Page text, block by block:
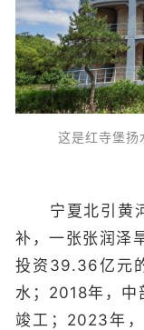
这是红寺堡扬水
宁夏北引黄河
补，一张张润泽
投资39.36亿元
水；2018年，中
竣工；2023年